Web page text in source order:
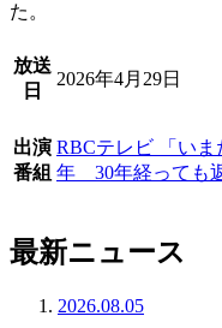
た。
放送
日
2026年4月29日
出演
番組
RBCテレビ 「い
年 30年経っても
最新ニュース
2026.08.05